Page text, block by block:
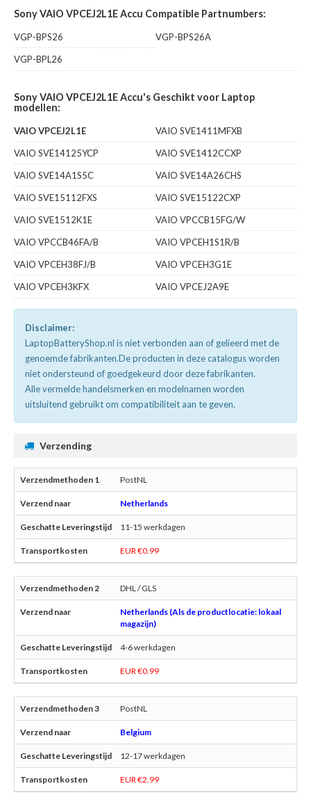
Sony VAIO VPCEJ2L1E Accu Compatible Partnumbers:
VGP-BPS26
VGP-BPS26A
VGP-BPL26
Sony VAIO VPCEJ2L1E Accu's Geschikt voor Laptop
modellen:
VAIO VPCEJ2L1E
VAIO SVE1411MFXB
VAIO SVE14125YCP
VAIO SVE1412CCXP
VAIO SVE14A1S5C
VAIO SVE14A26CHS
VAIO SVE15112FXS
VAIO SVE15122CXP
VAIO SVE1512K1E
VAIO VPCCB15FG/W
VAIO VPCCB46FA/B
VAIO VPCEH1S1R/B
VAIO VPCEH38FJ/B
VAIO VPCEH3G1E
VAIO VPCEH3KFX
VAIO VPCEJ2A9E
Disclaimer:
LaptopBatteryShop.nl is niet verbonden aan of gelieerd met de
genoemde fabrikanten.De producten in deze catalogus worden
niet ondersteund of goedgekeurd door deze fabrikanten.
Alle vermelde handelsmerken en modelnamen worden
uitsluitend gebruikt om compatibiliteit aan te geven.
Verzending
PostNL
Netherlands
11-15 werkdagen
EUR €0.99
DHL / GLS
Netherlands (Als de productlocatie: lokaal
magazijn)
4-6 werkdagen
EUR €0.99
PostNL
Belgium
12-17 werkdagen
EUR €2.99